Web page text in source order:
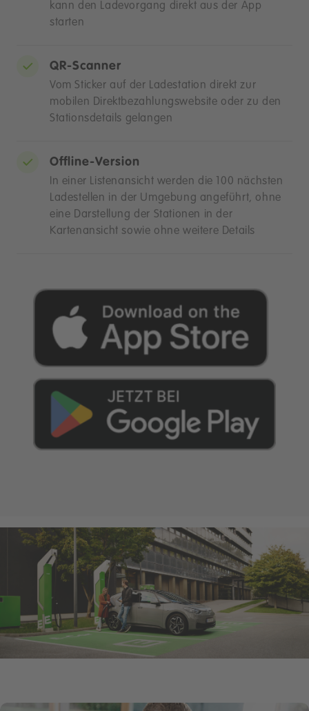
kann den Ladevorgang direkt aus der App
starten
QR-Scanner
Vom Sticker auf der Ladestation direkt zur
mobilen Direktbezahlungswebsite oder zu den
Stationsdetails gelangen
Offline-Version
In einer Listenansicht werden die 100 nächsten
Ladestellen in der Umgebung angeführt, ohne
eine Darstellung der Stationen in der
Kartenansicht sowie ohne weitere Details